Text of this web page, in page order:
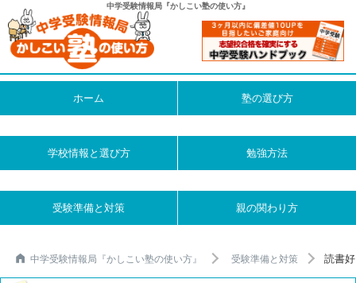
中学受験情報局『かしこい塾の使い方』
ホーム 塾の選び方
学校情報と選び方 勉強方法
受験準備と対策 親の関わり方
中学受験情報局『かしこい塾の使い方』 受験準備と対策 読書